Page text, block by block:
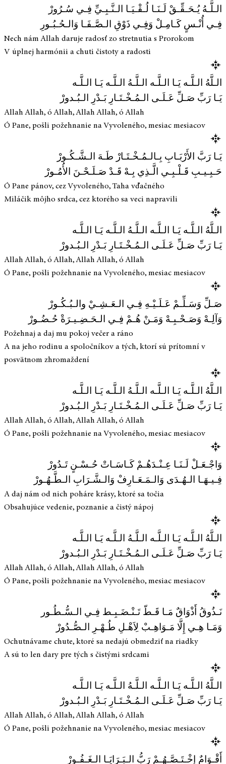
الـلَّـهُ يُـحَـقِّـقْ لَـنَـا لُـقْـيَـا الـنَّـبِـيِّ فِـي سُـرُورْ
فِـي أُنْـسٍ كَـامِـلْ وَفِـي ذَوْقِ الـصَّـفَـا وَالـحُـبُـورِ
Nech nám Allah daruje radosť zo stretnutia s Prorokom
V úplnej harmónii a chuti čistoty a radosti
الـلَّهُ الـلَّـه يَـا الـلَّـه الـلَّـهُ الـلَّـه يَـا الـلَّـه
يَـا رَبِّ صَـلِّ عَـلَـى الـمُـخْـتَـارِ بَـدْرِ الـبُـدورْ
Allah Allah, ó Allah, Allah Allah, ó Allah
Ó Pane, pošli požehnanie na Vyvoleného, mesiac mesiacov
يَـا رَبَّ الأَرْبَـابِ بِـالـمُـخْـتَـارْ طَـهَ الـشَّـكُـورْ
حَـبِـيـبِ قَـلْـبِـي الَّـذِي بِـهْ قَـدْ صَـلَـحْـنَ الأُمُـورْ
Ó Pane pánov, cez Vyvoleného, Taha vďačného
Miláčik môjho srdca, cez ktorého sa veci napravili
الـلَّهُ الـلَّـه يَـا الـلَّـه الـلَّـهُ الـلَّـه يَـا الـلَّـه
يَـا رَبِّ صَـلِّ عَـلَـى الـمُـخْـتَـارِ بَـدْرِ الـبُـدورْ
Allah Allah, ó Allah, Allah Allah, ó Allah
Ó Pane, pošli požehnanie na Vyvoleného, mesiac mesiacov
صَـلِّ وَسَـلِّـمْ عَـلَـيْـهِ فِـي الـعَـشِـيْ والـبُـكُـورْ
وَآلِـهْ وَصَـحْـبِـهْ وَمَـنْ هُـمْ فِـي الـحَـضِـيـرَةْ حُـضُـورْ
Požehnaj a daj mu pokoj večer a ráno
A na jeho rodinu a spoločníkov a tých, ktorí sú prítomní v
posvätnom zhromaždení
الـلَّهُ الـلَّـه يَـا الـلَّـه الـلَّـهُ الـلَّـه يَـا الـلَّـه
يَـا رَبِّ صَـلِّ عَـلَـى الـمُـخْـتَـارِ بَـدْرِ الـبُـدورْ
Allah Allah, ó Allah, Allah Allah, ó Allah
Ó Pane, pošli požehnanie na Vyvoleného, mesiac mesiacov
وَاجْـعَـلْ لَـنَـا عِـنْـدَهُـمْ كَـاسَـاتْ حُـسْـنٍ تَـدُورْ
فِـيـهَـا الـهُـدَى وَالـمَـعَـارِفْ وَالـشَّـرَابِ الـطَّـهُـورْ
A daj nám od nich poháre krásy, ktoré sa točia
Obsahujúce vedenie, poznanie a čistý nápoj
الـلَّهُ الـلَّـه يَـا الـلَّـه الـلَّـهُ الـلَّـه يَـا الـلَّـه
يَـا رَبِّ صَـلِّ عَـلَـى الـمُـخْـتَـارِ بَـدْرِ الـبُـدورْ
Allah Allah, ó Allah, Allah Allah, ó Allah
Ó Pane, pošli požehnanie na Vyvoleného, mesiac mesiacov
نَـذُوقُ أَذْوَاقٌ مَـا قَـطّ تَـنْـضَـبِـط فِـي الـسُّـطُـور
وَمَـا هِـي إِلَّا مَـوَاهِـبْ لِاَهْـلِ طُـهْـرِ الـصُّـدُورْ
Ochutnávame chute, ktoré sa nedajú obmedziť na riadky
A sú to len dary pre tých s čistými srdcami
الـلَّهُ الـلَّـه يَـا الـلَّـه الـلَّـهُ الـلَّـه يَـا الـلَّـه
يَـا رَبِّ صَـلِّ عَـلَـى الـمُـخْـتَـارِ بَـدْرِ الـبُـدورْ
Allah Allah, ó Allah, Allah Allah, ó Allah
Ó Pane, pošli požehnanie na Vyvoleného, mesiac mesiacov
أَقْـوَامٌ إِخْـتَـصَّـهُـمْ رَبُّ الـبَـرَايَـا الـغَـفُـورْ